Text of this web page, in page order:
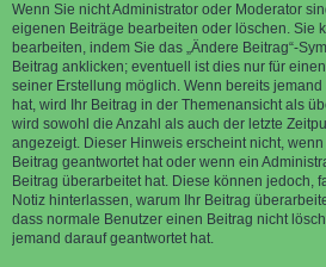
Wenn Sie nicht Administrator oder Moderator
eigenen Beiträge bearbeiten oder löschen. Sie
bearbeiten, indem Sie das „Ändere Beitrag“-
Beitrag anklicken; eventuell ist dies nur für
seiner Erstellung möglich. Wenn bereits
hat, wird Ihr Beitrag in der Themenansicht als
wird sowohl die Anzahl als auch der letzte
angezeigt. Dieser Hinweis erscheint nicht,
Beitrag geantwortet hat oder wenn ein
Beitrag überarbeitet hat. Diese können jedoch,
Notiz hinterlassen, warum Ihr Beitrag
dass normale Benutzer einen Beitrag nicht
jemand darauf geantwortet hat.